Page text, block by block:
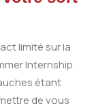
limité sur la
Internship
étant
de vous